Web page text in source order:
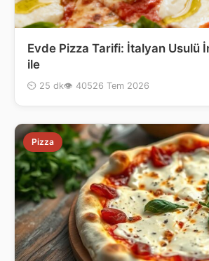
Evde Pizza Tarifi: İtalyan Usulü
ile
⏲ 25 dk👁 40526 Tem 2026
Pizza